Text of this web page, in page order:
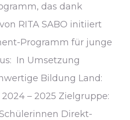
das dank
RITA SABO initiiert
Programm für junge
In Umsetzung
Bildung Land:
– 2025 Zielgruppe:
Direkt-